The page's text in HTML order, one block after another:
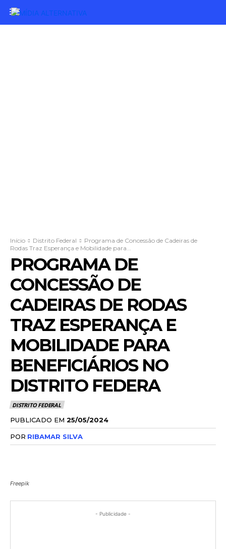
Início Distrito Federal
Programa de Concessão de Cadeiras de
Rodas Traz Esperança e Mobilidade para...
PROGRAMA DE
CONCESSÃO DE
CADEIRAS DE RODAS
TRAZ ESPERANÇA E
MOBILIDADE PARA
BENEFICIÁRIOS NO
DISTRITO FEDERA
DISTRITO FEDERAL
PUBLICADO EM 25/05/2024
POR RIBAMAR SILVA
Freepik
- Publicidade -